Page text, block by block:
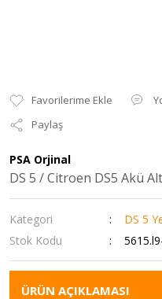
Paylaş
PSA Orjinal
DS 5 / Citroen DS5 Akü
Kategori
DS 5
Stok Kodu
ÜRÜN AÇIKLAMASI